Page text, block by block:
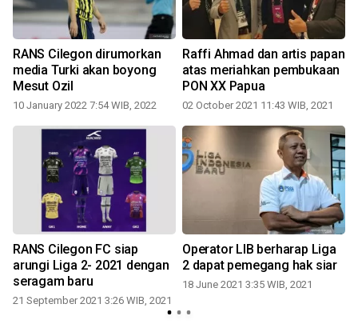
RANS Cilegon dirumorkan
media Turki akan boyong
Mesut Ozil
10 January 2022 7:54 WIB, 2022
Raffi Ahmad dan artis papan
atas meriahkan pembukaan
PON XX Papua
02 October 2021 11:43 WIB, 2021
RANS Cilegon FC siap
arungi Liga 2- 2021 dengan
seragam baru
21 September 2021 3:26 WIB, 2021
Operator LIB berharap Liga
2 dapat pemegang hak siar
18 June 2021 3:35 WIB, 2021